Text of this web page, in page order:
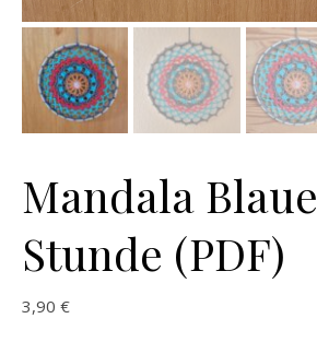
Mandala Blaue
Stunde (PDF)
3,90 €